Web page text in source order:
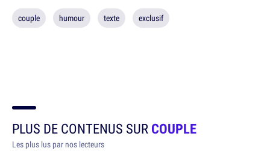
couple humour texte exclusif
PLUS DE CONTENUS SURCOUPLE
Les plus lus par nos lecteurs